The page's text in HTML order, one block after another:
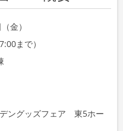
金）
まで）
ングッズフェア 東5ホー